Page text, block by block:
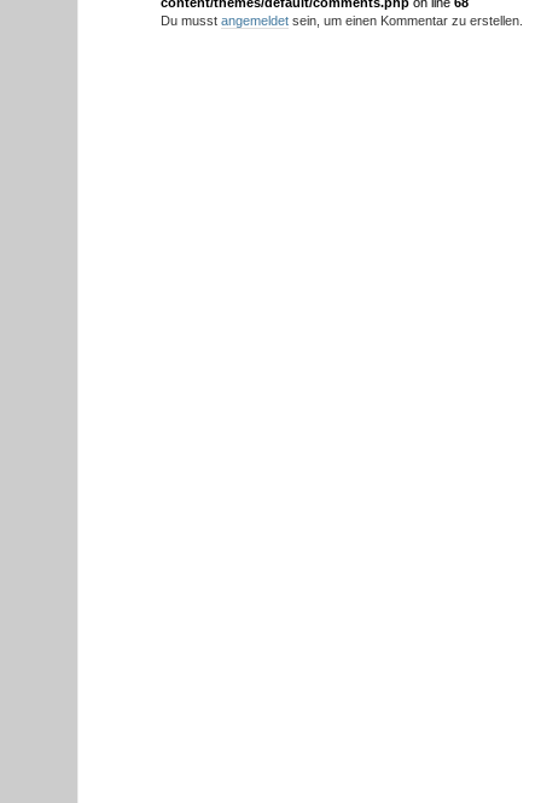
Du musst angemeldet sein, um einen Kommentar zu erstellen.